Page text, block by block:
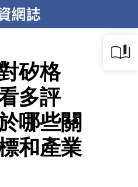
矽格
多評
哪些關
和產業